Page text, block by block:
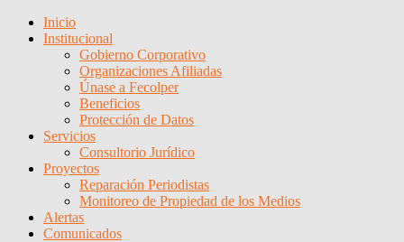
Inicio
Institucional
Gobierno Corporativo
Organizaciones Afiliadas
Únase a Fecolper
Beneficios
Protección de Datos
Servicios
Consultorio Jurídico
Proyectos
Reparación Periodistas
Monitoreo de Propiedad de los Medios
Alertas
Comunicados